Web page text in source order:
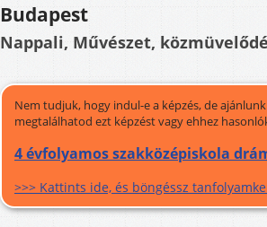
Budapest
Nappali, Művészet,
Nem tudjuk, hogy indul-e a képzés, de
megtalálhatod ezt képzést vagy ehhez
4 évfolyamos szakközépiskola
>>> Kattints ide, és böngéssz